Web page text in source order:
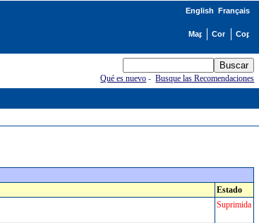
English Français
Qué es nuevo -Busque las Recomendaciones
Estado
Suprimida